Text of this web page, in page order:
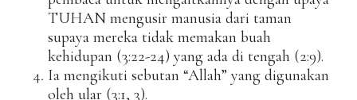
TUHAN mengusir manusia dari taman
supaya mereka tidak memakan buah
kehidupan (3:22-24) yang ada di tengah (2:9).
Ia mengikuti sebutan “Allah” yang digunakan
oleh ular (3:1, 3).